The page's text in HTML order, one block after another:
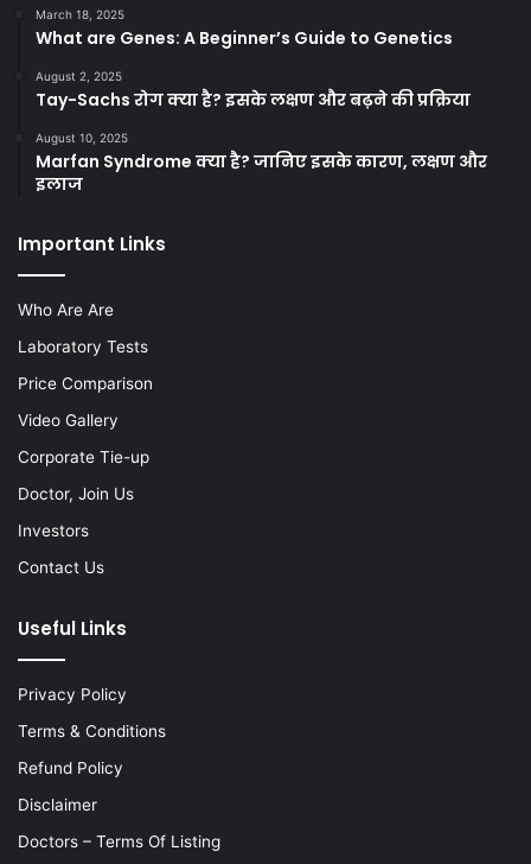
March 18, 2025
What are Genes: A Beginner’s Guide to Genetics
August 2, 2025
Tay-Sachs रोग क्या है? इसके लक्षण और बढ़ने की प्रक्रिया
August 10, 2025
Marfan Syndrome क्या है? जानिए इसके कारण, लक्षण और
इलाज
Important Links
Who Are Are
Laboratory Tests
Price Comparison
Video Gallery
Corporate Tie-up
Doctor, Join Us
Investors
Contact Us
Useful Links
Privacy Policy
Terms & Conditions
Refund Policy
Disclaimer
Doctors – Terms Of Listing